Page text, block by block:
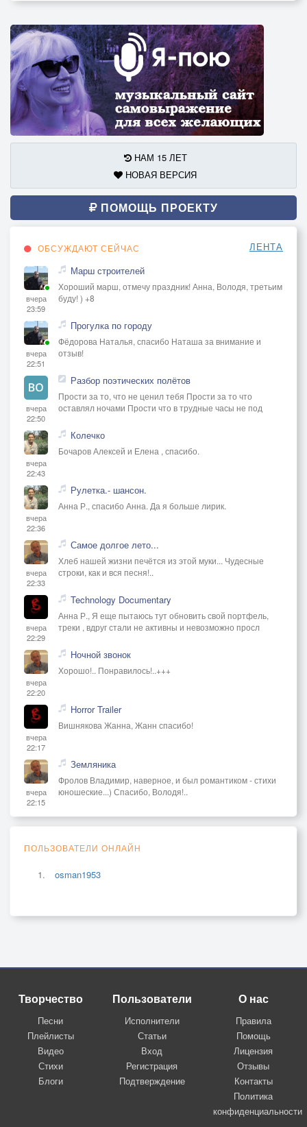
НАМ 15 ЛЕТ
НОВАЯ ВЕРСИЯ
ПОМОЩЬ ПРОЕКТУ
ОБСУЖДАЮТ СЕЙЧАС ЛЕНТА
вчера
23:59
Марш строителей
Хороший марш, отмечу праздник! Анна, Володя, третьим
буду! ) +8
вчера
22:51
Прогулка по городу
Фёдорова Наталья, спасибо Наташа за внимание и
отзыв!
вчера
22:50
Разбор поэтических полётов
Прости за то, что не ценил тебя Прости за то что
оставлял ночами Прости что в трудные часы не под
вчера
22:43
Колечко
Бочаров Алексей и Елена , спасибо.
вчера
22:36
Рулетка.- шансон.
Анна Р., спасибо Анна. Да я больше лирик.
вчера
22:33
Самое долгое лето...
Хлеб нашей жизни печётся из этой муки... Чудесные
строки, как и вся песня!..
вчера
22:29
Technology Documentary
Анна Р., Я еще пытаюсь тут обновить свой портфель,
треки , вдруг стали не активны и невозможно просл
вчера
22:20
Ночной звонок
Хорошо!.. Понравилось!..+++
вчера
22:17
Horror Trailer
Вишнякова Жанна, Жанн спасибо!
вчера
22:15
Земляника
Фролов Владимир, наверное, и был романтиком - стихи
юношеские...) Спасибо, Володя!..
ПОЛЬЗОВАТЕЛИ ОНЛАЙН
osman1953
Творчество
Песни
Плейлисты
Видео
Стихи
Блоги
Пользователи
Исполнители
Статьи
Вход
Регистрация
Подтверждение
О нас
Правила
Помощь
Лицензия
Отзывы
Контакты
Политика
конфиденциальности